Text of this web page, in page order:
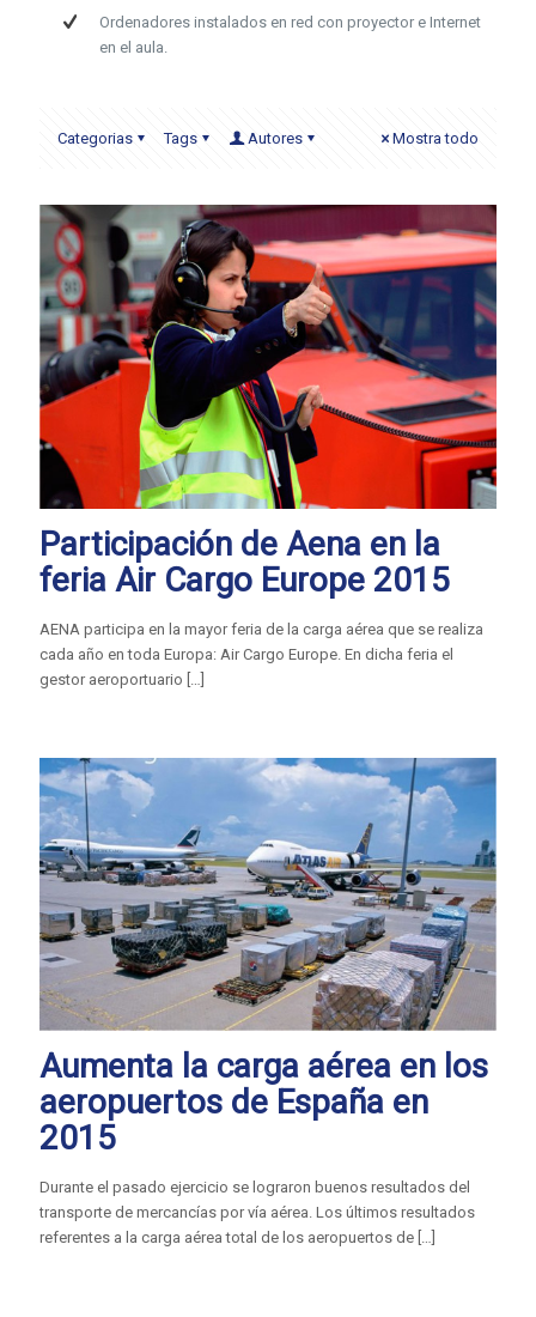
Ordenadores instalados en red con proyector e Internet
en el aula.
Categorias Tags Autores Mostra todo
Participación de Aena en la
feria Air Cargo Europe 2015
AENA participa en la mayor feria de la carga aérea que se realiza
cada año en toda Europa: Air Cargo Europe. En dicha feria el
gestor aeroportuario […]
Aumenta la carga aérea en los
aeropuertos de España en
2015
Durante el pasado ejercicio se lograron buenos resultados del
transporte de mercancías por vía aérea. Los últimos resultados
referentes a la carga aérea total de los aeropuertos de